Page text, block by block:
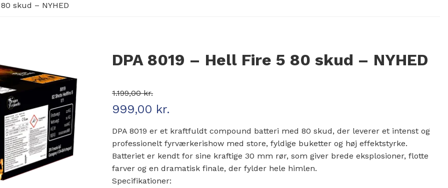
skud – NYHED
DPA 8019 – Hell Fire 5 80 skud – NYHED
1.199,00kr.
Den oprindelige pris var: 1.199,00 kr..
999,00 kr.
DPA 8019 er et kraftfuldt compound batteri med 80 skud, der leverer et intenst og
professionelt fyrværkerishow med store, fyldige buketter og høj effektstyrke.
Batteriet er kendt for sine kraftige 30 mm rør, som giver brede eksplosioner, flotte
farver og en dramatisk finale, der fylder hele himlen.
Specifikationer: